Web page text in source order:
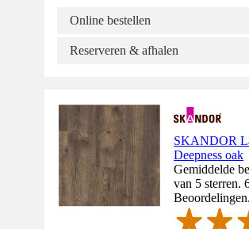
Online bestellen
Reserveren & afhalen
SKANDOR
Deepness oak
Gemiddelde
van 5 sterren.
Beoordelingen.